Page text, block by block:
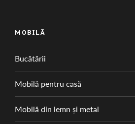
MOBILĂ
Bucătării
Mobilă pentru casă
Mobilă din lemn și metal